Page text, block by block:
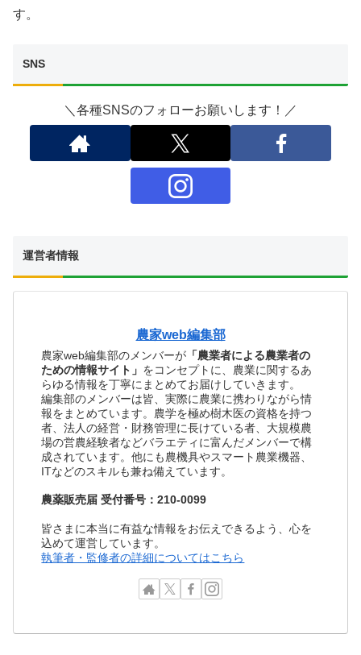
す。
SNS
＼各種SNSのフォローお願いします！／
運営者情報
農家web編集部
農家web編集部のメンバーが 「農業者による農業者の
ための情報サイト」 をコンセプトに、農業に関するあ
らゆる情報を丁寧にまとめてお届けしていきます。
編集部のメンバーは皆、実際に農業に携わりながら情
報をまとめています。農学を極め樹木医の資格を持つ
者、法人の経営・財務管理に長けている者、大規模農
場の営農経験者などバラエティに富んだメンバーで構
成されています。他にも農機具やスマート農業機器、
ITなどのスキルも兼ね備えています。
農薬販売届 受付番号：210-0099
皆さまに本当に有益な情報をお伝えできるよう、心を
込めて運営しています。
執筆者・監修者の詳細についてはこちら